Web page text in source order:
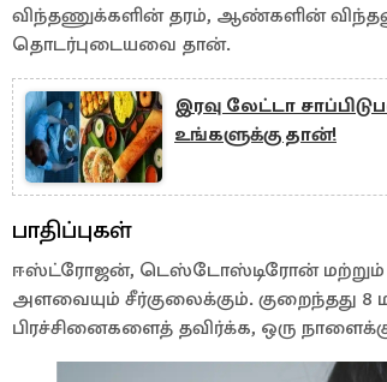
விந்தணுக்களின் தரம், ஆண்களின்
தொடர்புடையவை தான்.
இரவு லேட்டா
உங்களுக்கு தான்!
பாதிப்புகள்
ஈஸ்ட்ரோஜன், டெஸ்டோஸ்டிரோன் மற்றும்
அளவையும் சீர்குலைக்கும். குறைந்தது
பிரச்சினைகளைத் தவிர்க்க, ஒரு